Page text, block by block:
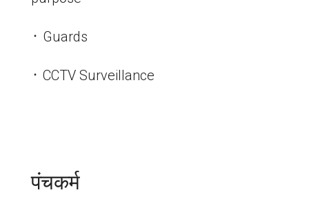
᛫ Guards
᛫ CCTV Surveillance
पंचकर्म